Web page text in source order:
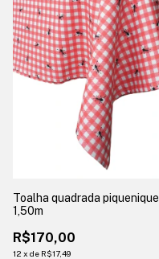
Toalha quadrada piquenique
1,50m
R$170,00
12 x de R$17,49